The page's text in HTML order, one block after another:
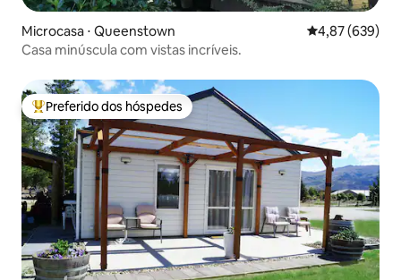
Microcasa ⋅ Queenstown 4,87 de uma
4,87 (639)
Casa minúscula com vistas incríveis.
Entre os melhores preferidos dos hóspedes
Preferido dos hóspedes